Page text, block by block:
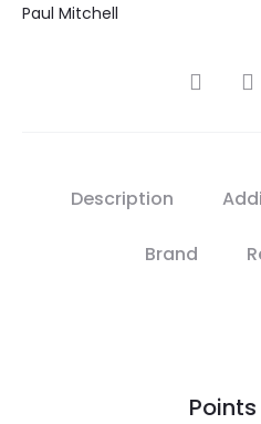
Paul Mitchell
SHARE
Description
Brand